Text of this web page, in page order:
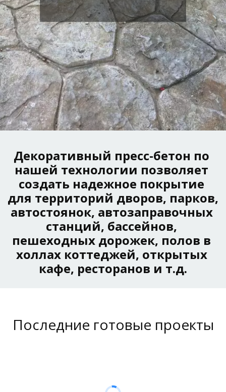
Декоративный
пресс-бетон
Звоните +375(29)224-99-
Декоративный пресс-бетон по
нашей технологии позволяет
создать надежное покрытие
для территорий дворов, парков,
автостоянок, автозаправочных
станций, бассейнов,
пешеходных дорожек, полов в
холлах коттеджей, открытых
кафе, ресторанов и т.д.
Последние готовые проекты